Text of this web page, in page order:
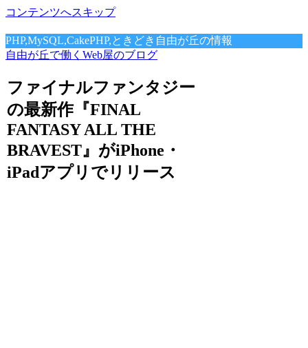
コンテンツへスキップ
PHP,MySQL,CakePHP,ときどき自由が丘の情報
自由が丘で働くWeb屋のブログ
ファイナルファンタジー
の最新作『FINAL
FANTASY ALL THE
BRAVEST』がiPhone・
iPadアプリでリリース